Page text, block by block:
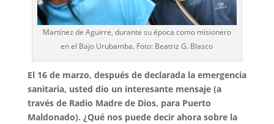
Martínez de Aguirre, durante su época como misionero
en el Bajo Urubamba. Foto: Beatriz G. Blasco
El 16 de marzo, después de declarada la emergencia
sanitaria, usted dio un interesante mensaje (a
través de Radio Madre de Dios, para Puerto
Maldonado). ¿Qué nos puede decir ahora sobre la